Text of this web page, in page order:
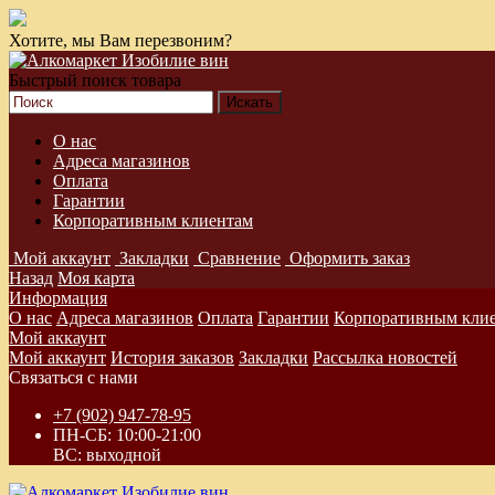
Хотите, мы Вам перезвоним?
Быстрый поиск товара
О нас
Адреса магазинов
Оплата
Гарантии
Корпоративным клиентам
Мой аккаунт Закладки Сравнение Оформить заказ
Назад Моя карта
Информация
О нас Адреса магазинов Оплата Гарантии Корпоративным
Мой аккаунт
Мой аккаунт История заказов Закладки Рассылка новостей
Связаться с нами
+7 (902) 947-78-95
ПН-СБ: 10:00-21:00
ВС: выходной